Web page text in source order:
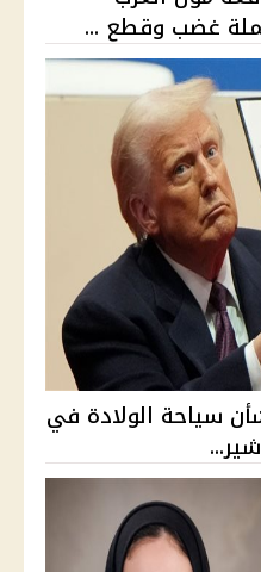
غضب وقطع ...
سياحة الولادة في